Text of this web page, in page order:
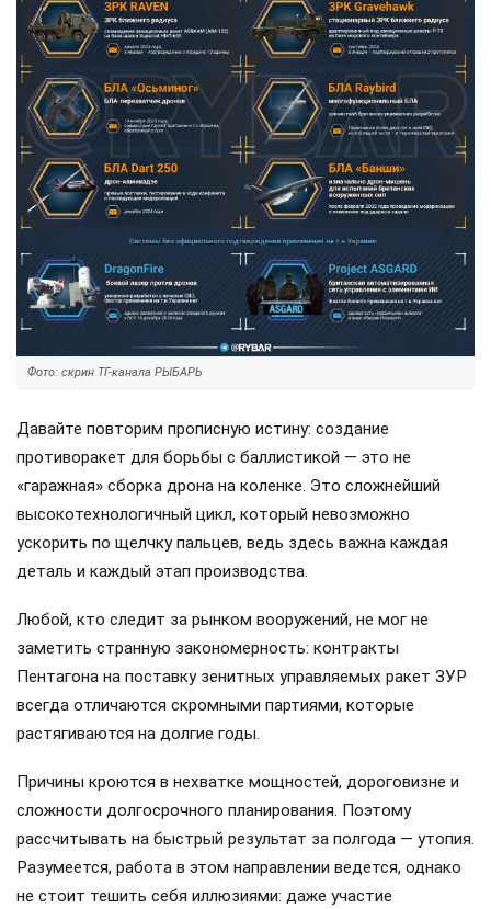
Фото: скрин ТГ-канала РЫБАРЬ
Давайте повторим прописную истину: создание
противоракет для борьбы с баллистикой — это не
«гаражная» сборка дрона на коленке. Это сложнейший
высокотехнологичный цикл, который невозможно
ускорить по щелчку пальцев, ведь здесь важна каждая
деталь и каждый этап производства.
Любой, кто следит за рынком вооружений, не мог не
заметить странную закономерность: контракты
Пентагона на поставку зенитных управляемых ракет ЗУР
всегда отличаются скромными партиями, которые
растягиваются на долгие годы.
Причины кроются в нехватке мощностей, дороговизне и
сложности долгосрочного планирования. Поэтому
рассчитывать на быстрый результат за полгода — утопия.
Разумеется, работа в этом направлении ведется, однако
не стоит тешить себя иллюзиями: даже участие